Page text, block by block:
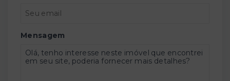
Mensagem